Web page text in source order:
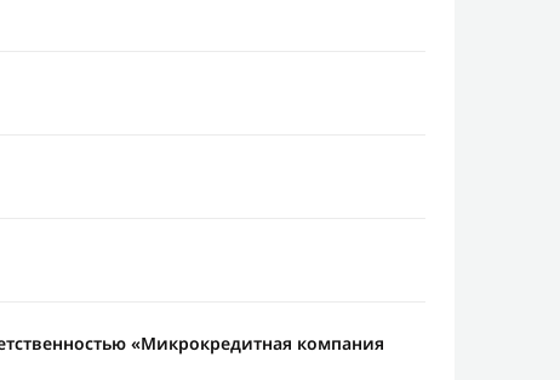
«Микрокредитная компания